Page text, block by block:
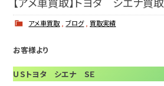
アメ車買取 ,ブログ, 買取実績
お客様より
ＵＳトヨタ シエナ ＳＥ